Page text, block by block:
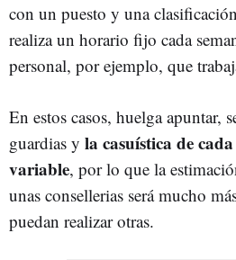
con un puesto y una
realiza un horario fijo cada
personal, por ejemplo, que
En estos casos, huelga apuntar,
guardias y la casuística de
variable, por lo que la
unas consellerias será mucho
puedan realizar otras.